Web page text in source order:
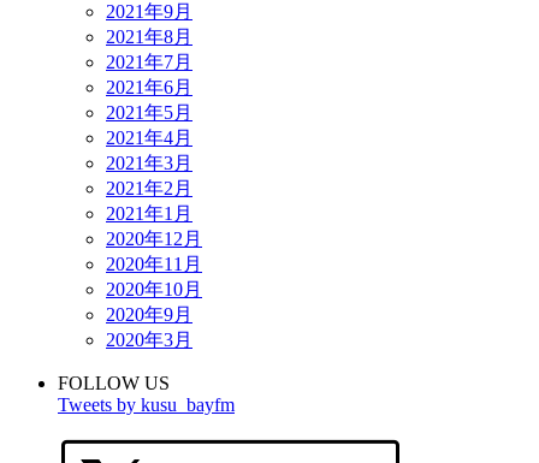
2021年9月
2021年8月
2021年7月
2021年6月
2021年5月
2021年4月
2021年3月
2021年2月
2021年1月
2020年12月
2020年11月
2020年10月
2020年9月
2020年3月
FOLLOW US
Tweets by kusu_bayfm